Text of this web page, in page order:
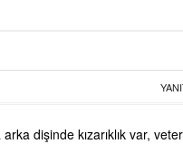
dişinde kızarıklık var,